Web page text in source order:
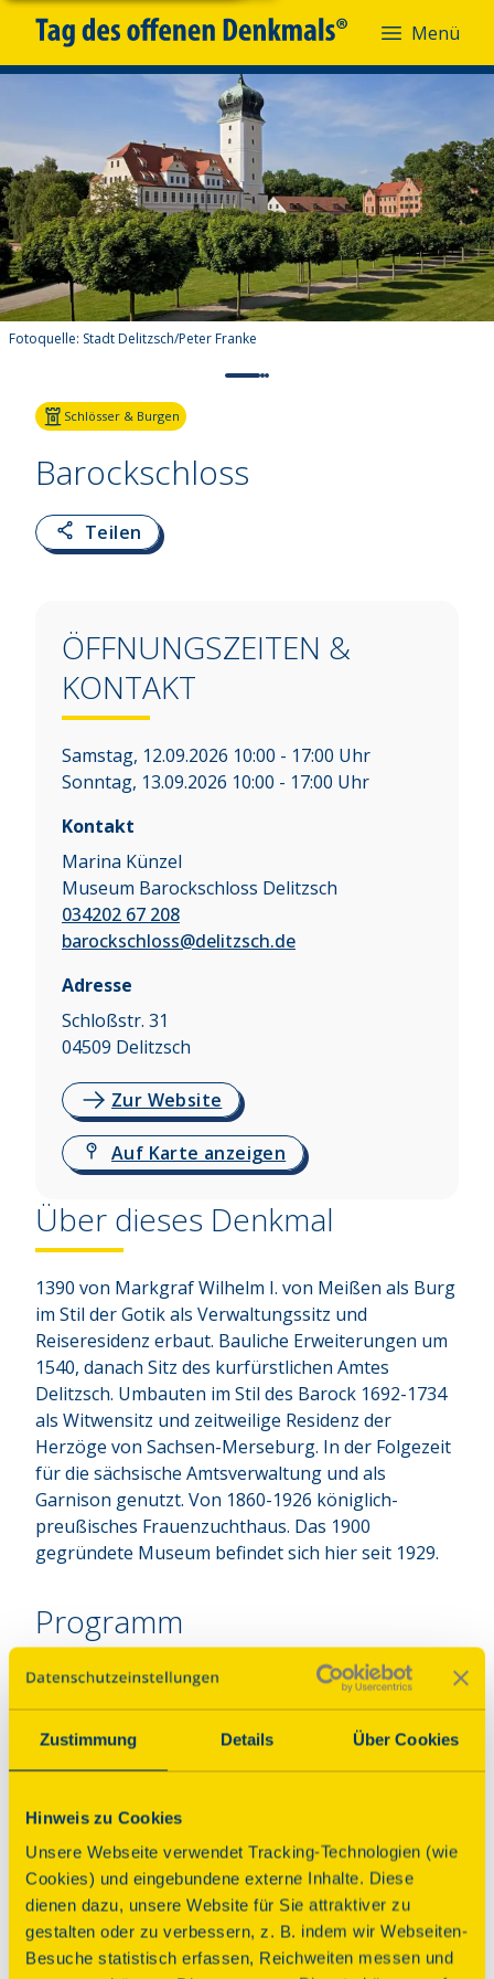
Zustimmung Details Über Cookies
Hinweis zu Cookies
Unsere Webseite verwendet Tracking-Technologien (wie
Cookies) und eingebundene externe Inhalte. Diese
dienen dazu, unsere Website für Sie attraktiver zu
gestalten oder zu verbessern, z. B. indem wir Webseiten-
Besuche statistisch erfassen, Reichweiten messen und
Menü
Fotoquelle: Stadt Delitzsch/Peter Franke
Schlösser & Burgen
Barockschloss
Teilen
ÖFFNUNGSZEITEN &
KONTAKT
Samstag, 12.09.2026 10:00 - 17:00 Uhr
Sonntag, 13.09.2026 10:00 - 17:00 Uhr
Kontakt
Marina Künzel
Museum Barockschloss Delitzsch
034202 67 208
barockschloss@delitzsch.de
Adresse
Schloßstr. 31
04509 Delitzsch
Zur Website
Auf Karte anzeigen
Über dieses Denkmal
1390 von Markgraf Wilhelm I. von Meißen als Burg
im Stil der Gotik als Verwaltungssitz und
Reiseresidenz erbaut. Bauliche Erweiterungen um
1540, danach Sitz des kurfürstlichen Amtes
Delitzsch. Umbauten im Stil des Barock 1692-1734
als Witwensitz und zeitweilige Residenz der
Herzöge von Sachsen-Merseburg. In der Folgezeit
für die sächsische Amtsverwaltung und als
Garnison genutzt. Von 1860-1926 königlich-
preußisches Frauenzuchthaus. Das 1900
gegründete Museum befindet sich hier seit 1929.
Programm
Am Tag des offenen Denkmals finden öffentliche
Führungen jeweils um 11:00 und 14:00 Uhr statt.
Zudem öffnen wir den Innenhof des Schlosses und
die Kellerräumlichkeiten des Museums.
Parkplatz Anbindung ÖPNV
Hinweise
Treffpunkt für die Führungen ist im Foyer des
Barockschlosses Delitzsch.